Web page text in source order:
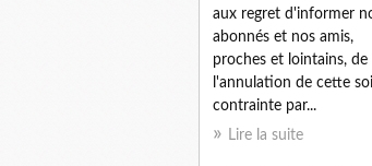
aux regret d'informer
abonnés et nos amis,
proches et lointains, de
l'annulation de cette
contrainte par...
Lire la suite